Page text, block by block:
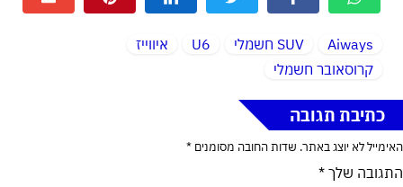
Aiways SUV חשמלי U6
איווייז
קרוסאובר חשמלי
כתיבת תגובה
האימייל לא יוצג באתר. שדות החובה מסומנים *
התגובה שלך *